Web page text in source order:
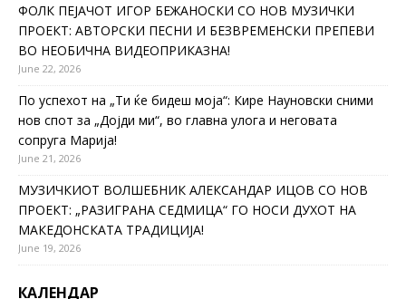
ФОЛК ПЕЈАЧОТ ИГОР БЕЖАНОСКИ СО НОВ МУЗИЧКИ
ПРОЕКТ: АВТОРСКИ ПЕСНИ И БЕЗВРЕМЕНСКИ ПРЕПЕВИ
ВО НЕОБИЧНА ВИДЕОПРИКАЗНА!
June 22, 2026
По успехот на „Ти ќе бидеш моја“: Кире Науновски сними
нов спот за „Дојди ми“, во главна улога и неговата
сопруга Марија!
June 21, 2026
МУЗИЧКИОТ ВОЛШЕБНИК АЛЕКСАНДАР ИЦОВ СО НОВ
ПРОЕКТ: „РАЗИГРАНА СЕДМИЦА“ ГО НОСИ ДУХОТ НА
МАКЕДОНСКАТА ТРАДИЦИЈА!
June 19, 2026
КАЛЕНДАР